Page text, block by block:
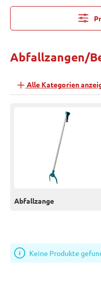
Abfallzangen/
Alle Kategorien
Abfallzange
Keine Produkte